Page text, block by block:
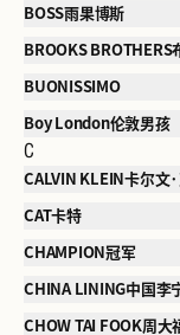
BOSS雨果博斯
BROOKS BROTHERS
BUONISSIMO
Boy London伦敦男孩
C
CALVIN KLEIN卡尔文
CAT卡特
CHAMPION冠军
CHINA LINING中国李
CHOW TAI FOOK周大